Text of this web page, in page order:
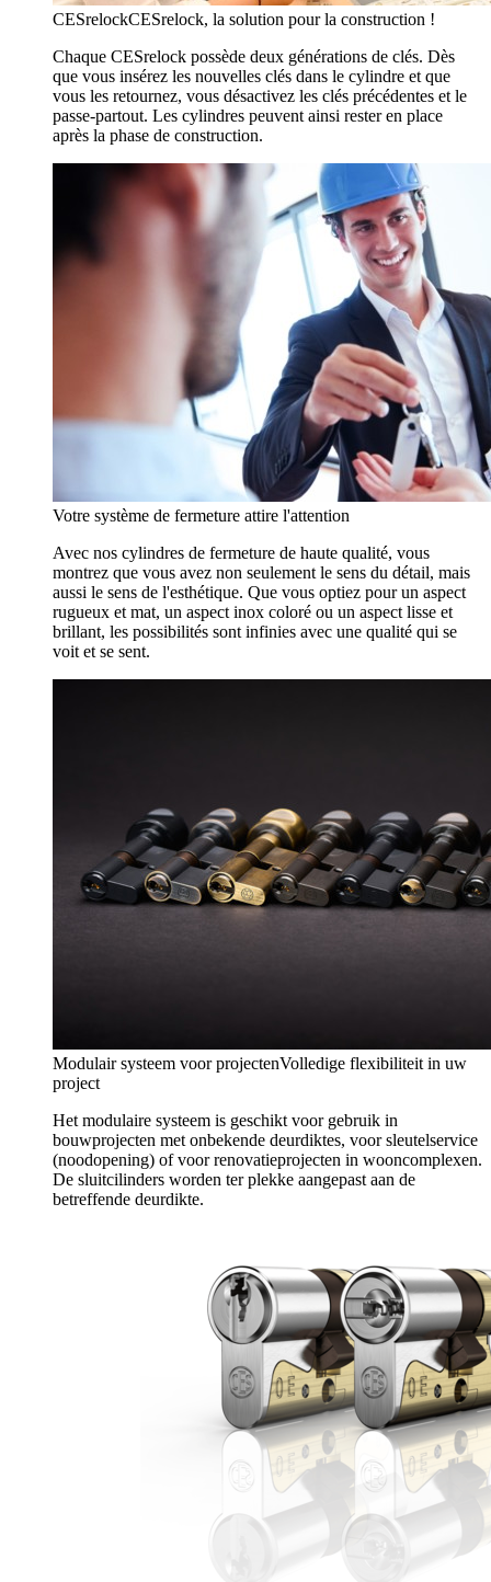
CESrelockCESrelock, la solution pour la construction !
Chaque CESrelock possède deux générations de clés. Dès
que vous insérez les nouvelles clés dans le cylindre et que
vous les retournez, vous désactivez les clés précédentes et le
passe-partout. Les cylindres peuvent ainsi rester en place
après la phase de construction.
Votre système de fermeture attire l'attention
Avec nos cylindres de fermeture de haute qualité, vous
montrez que vous avez non seulement le sens du détail, mais
aussi le sens de l'esthétique. Que vous optiez pour un aspect
rugueux et mat, un aspect inox coloré ou un aspect lisse et
brillant, les possibilités sont infinies avec une qualité qui se
voit et se sent.
Modulair systeem voor projectenVolledige flexibiliteit in uw
project
Het modulaire systeem is geschikt voor gebruik in
bouwprojecten met onbekende deurdiktes, voor sleutelservice
(noodopening) of voor renovatieprojecten in wooncomplexen.
De sluitcilinders worden ter plekke aangepast aan de
betreffende deurdikte.